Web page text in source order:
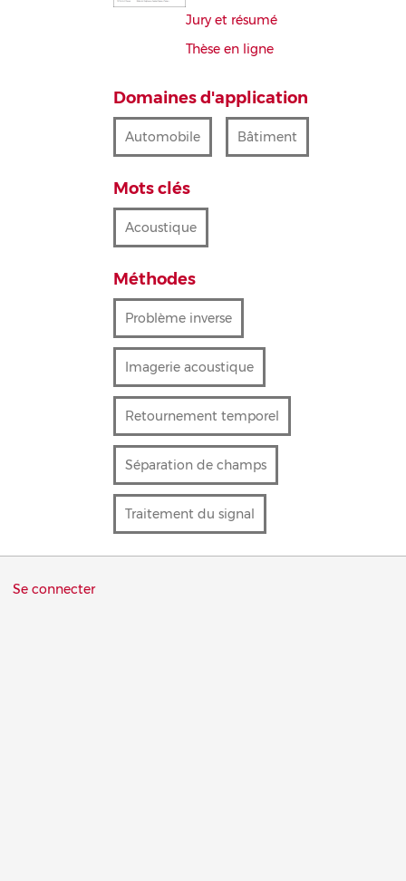
Jury et résumé
Thèse en ligne
Domaines d'application
Automobile Bâtiment
Mots clés
Acoustique
Méthodes
Problème inverse
Imagerie acoustique
Retournement temporel
Séparation de champs
Traitement du signal
Menu
Se connecter